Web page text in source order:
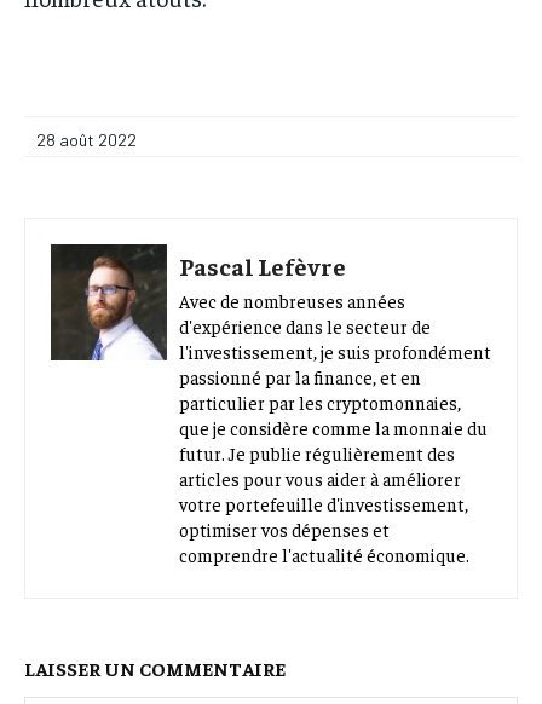
28 août 2022
Pascal Lefèvre
Avec de nombreuses années
d'expérience dans le secteur de
l'investissement, je suis profondément
passionné par la finance, et en
particulier par les cryptomonnaies,
que je considère comme la monnaie du
futur. Je publie régulièrement des
articles pour vous aider à améliorer
votre portefeuille d'investissement,
optimiser vos dépenses et
comprendre l'actualité économique.
LAISSER UN COMMENTAIRE